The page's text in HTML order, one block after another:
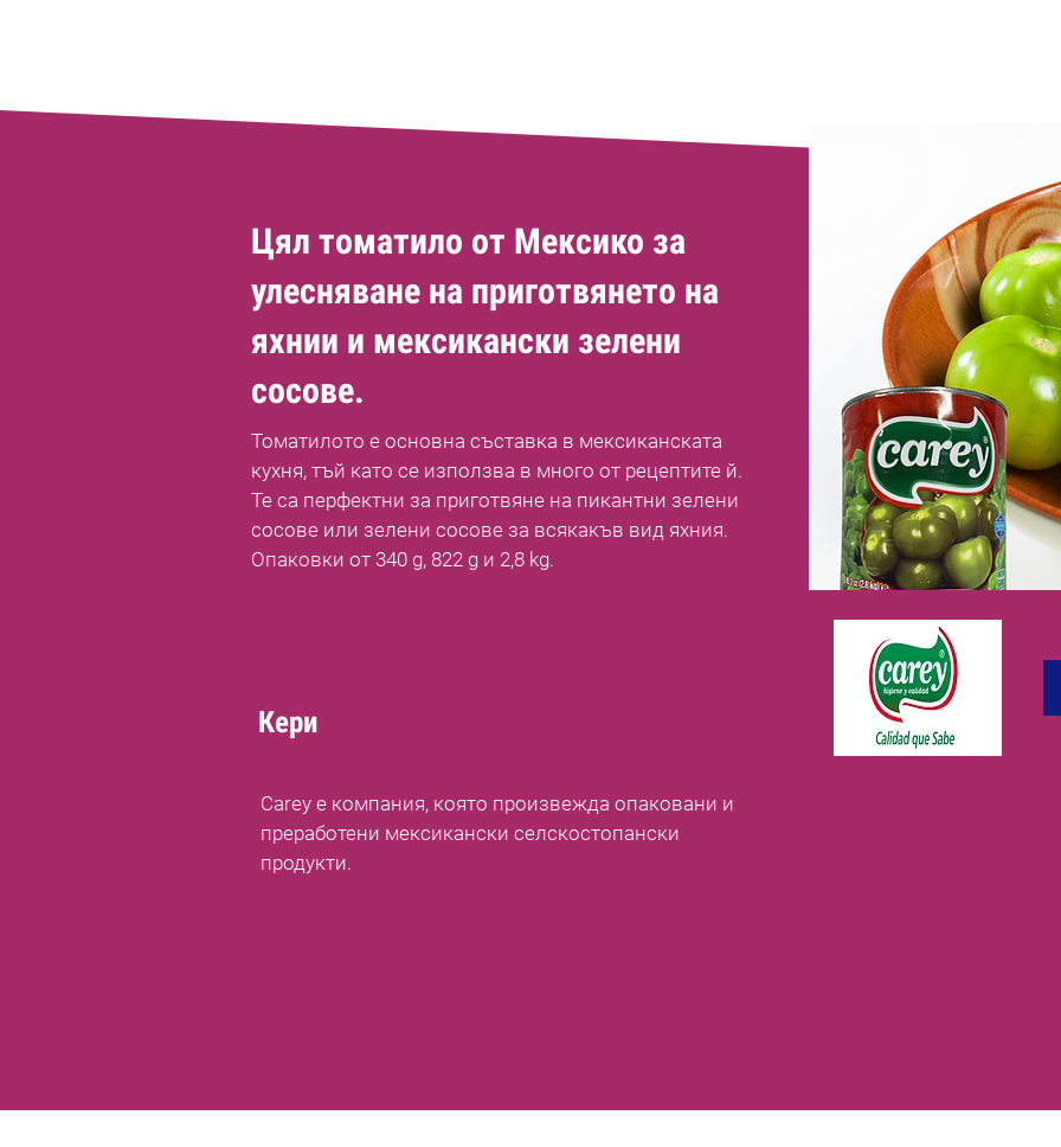
Цял томатило от Мексико за
улесняване на приготвянето на
яхнии и мексикански зелени
сосове.
Томатилото е основна съставка в мексиканската
кухня, тъй като се използва в много от рецептите й.
Те са перфектни за приготвяне на пикантни зелени
сосове или зелени сосове за всякакъв вид яхния.
Опаковки от 340 g, 822 g и 2,8 kg.
Кери
Carey е компания, която произвежда опаковани и
преработени мексикански селскостопански
продукти.